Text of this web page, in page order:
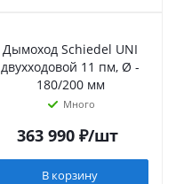
Дымоход Schiedel UNI
двухходовой 11 пм, Ø -
180/200 мм
Много
363 990₽/шт
В корзину